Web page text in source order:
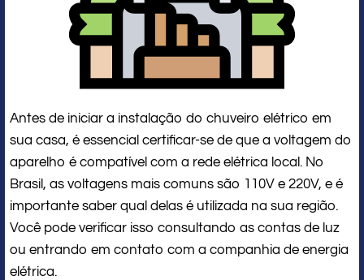
Antes de iniciar a instalação do chuveiro elétrico em
sua casa, é essencial certificar-se de que a voltagem do
aparelho é compatível com a rede elétrica local. No
Brasil, as voltagens mais comuns são 110V e 220V, e é
importante saber qual delas é utilizada na sua região.
Você pode verificar isso consultando as contas de luz
ou entrando em contato com a companhia de energia
elétrica.